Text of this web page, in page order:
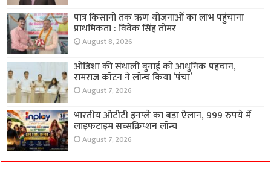
पात्र किसानों तक ऋण योजनाओं का लाभ पहुंचाना
प्राथमिकता : विवेक सिंह तोमर
August 8, 2026
ओडिशा की संथाली बुनाई को आधुनिक पहचान,
रामराज कॉटन ने लॉन्च किया ‘पंचा’
August 7, 2026
भारतीय ओटीटी इनप्ले का बड़ा ऐलान, 999 रुपये में
लाइफटाइम सब्सक्रिप्शन लॉन्च
August 7, 2026